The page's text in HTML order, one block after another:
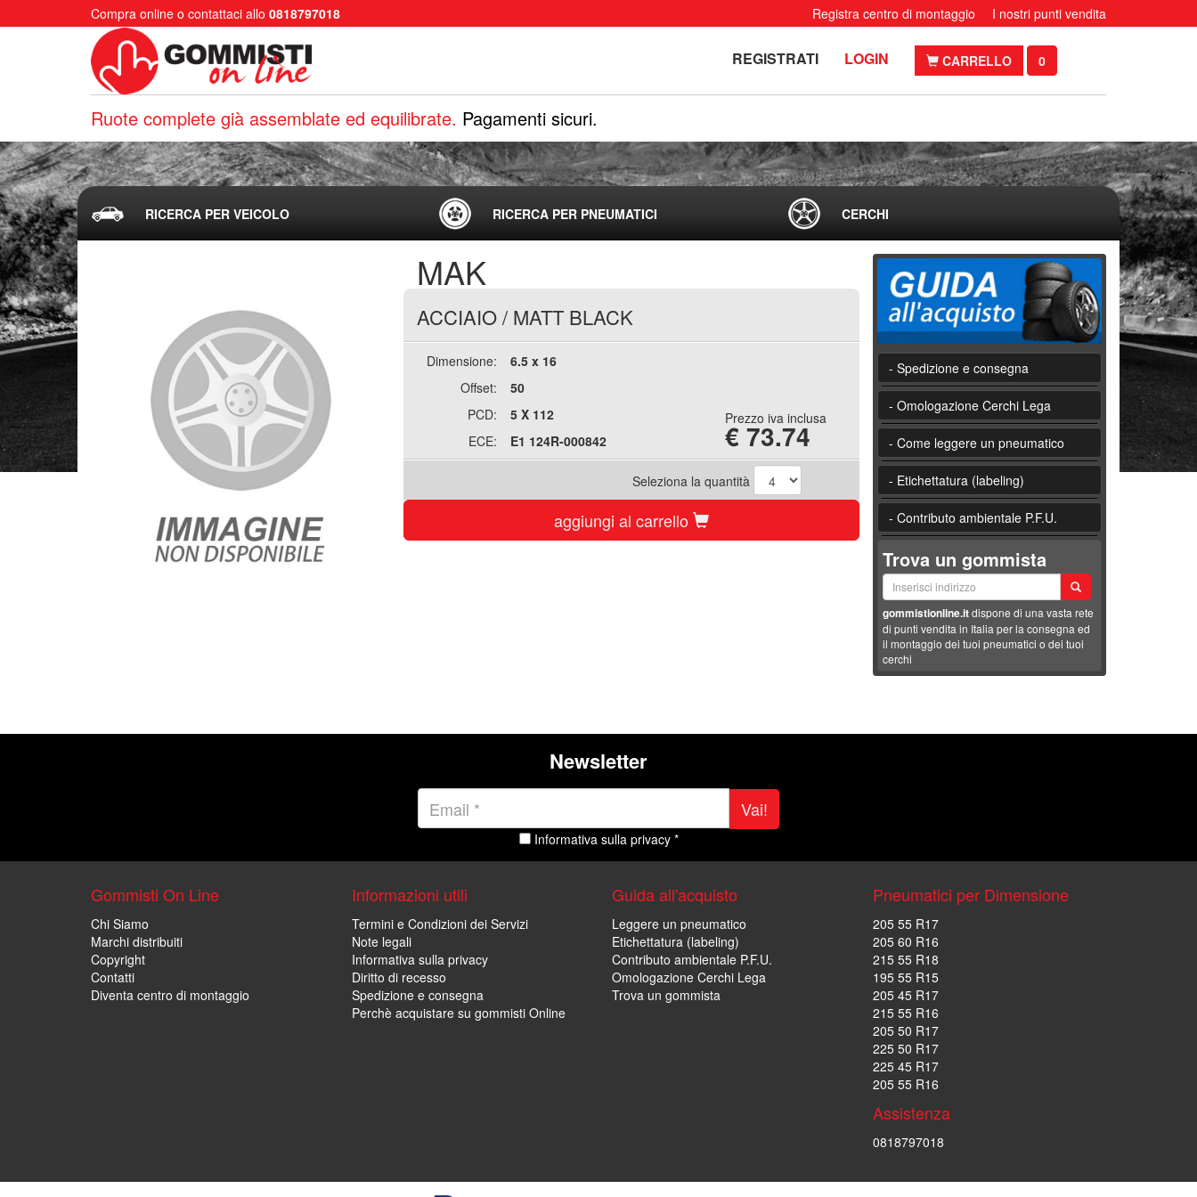
Compra online o contattaci allo 0818797018 Registra centro di montaggio I nostri punti vendita
REGISTRATI LOGIN CARRELLO 0
Ruote complete già assemblate ed equilibrate. Pagamenti sicuri.
RICERCA PER VEICOLO RICERCA PER PNEUMATICI CERCHI
MAK
ACCIAIO/ MATT BLACK
Dimensione:
6.5 x 16
Offset:
50
PCD:
5 X 112
ECE:
E1 124R-000842
Prezzo iva inclusa
€ 73.74
Seleziona la quantità
aggiungi al carrello
- Spedizione e consegna
- Omologazione Cerchi Lega
- Come leggere un pneumatico
- Etichettatura (labeling)
- Contributo ambientale P.F.U.
Trova un gommista
gommistionline.itdispone di una vasta rete
di punti vendita in Italia per la consegna ed
il montaggio dei tuoi pneumatici o dei tuoi
cerchi
Newsletter
Vai!
Informativa sulla privacy *
Gommisti On Line
Chi Siamo
Marchi distribuiti
Copyright
Contatti
Diventa centro di montaggio
Informazioni utili
Termini e Condizioni dei Servizi
Note legali
Informativa sulla privacy
Diritto di recesso
Spedizione e consegna
Perchè acquistare su gommisti Online
Guida all'acquisto
Leggere un pneumatico
Etichettatura (labeling)
Contributo ambientale P.F.U.
Omologazione Cerchi Lega
Trova un gommista
Pneumatici per Dimensione
205 55 R17
205 60 R16
215 55 R18
195 55 R15
205 45 R17
215 55 R16
205 50 R17
225 50 R17
225 45 R17
205 55 R16
Assistenza
0818797018